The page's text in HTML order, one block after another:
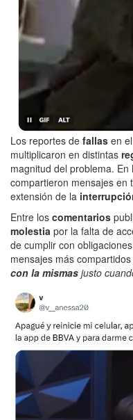
Los reportes de fallas en
multiplicaron en distintas
magnitud del problema. En
compartieron mensajes en
extensión de la
Entre los comentarios
molestia por la falta de
de cumplir con
mensajes más
con la mismas justo